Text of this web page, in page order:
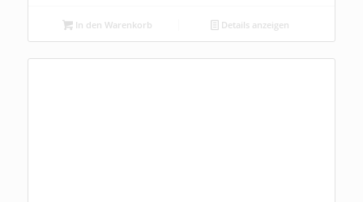
In den Warenkorb Details anzeigen